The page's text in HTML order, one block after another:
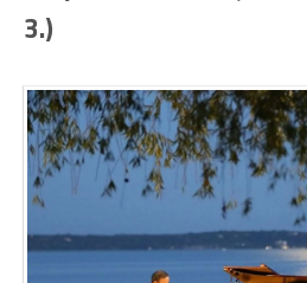
3.)